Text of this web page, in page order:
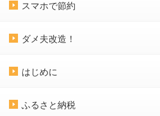
スマホで節約
ダメ夫改造！
はじめに
ふるさと納税